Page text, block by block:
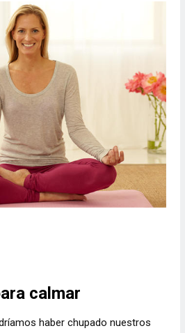
calmar
haber chupado nuestros